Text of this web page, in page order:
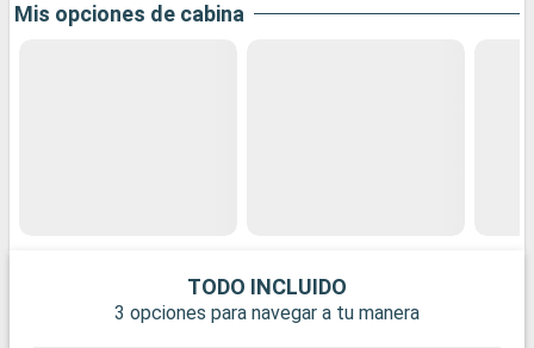
Mis opciones de cabina
TODO INCLUIDO
3 opciones para navegar a tu manera